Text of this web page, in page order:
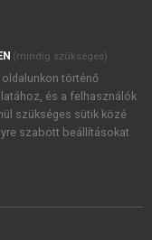
újdonságairól,
tudomásul
a szotar.netés a
foglaltakat
(mindig szükséges)
oldalunkon történő
és a felhasználók
szükséges sütik közé
szabott beállításokat